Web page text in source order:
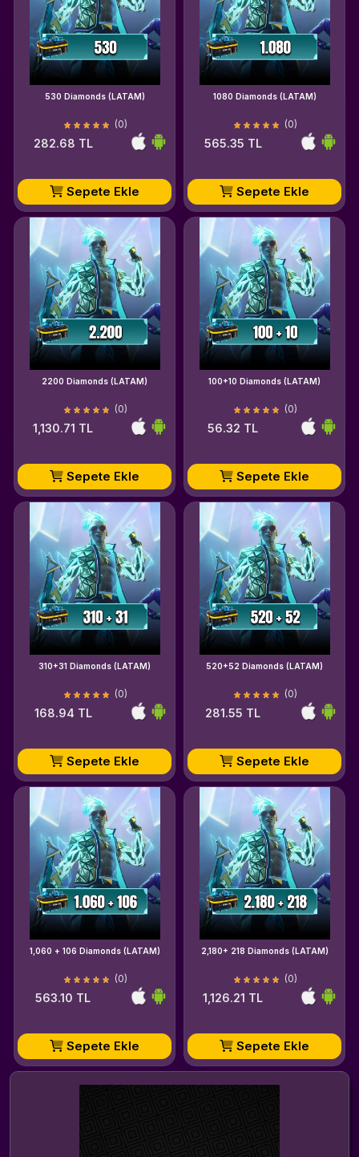
530 Diamonds (LATAM)
(0)
282.68 TL
Sepete Ekle
1080 Diamonds (LATAM)
(0)
565.35 TL
Sepete Ekle
2200 Diamonds (LATAM)
(0)
1,130.71 TL
Sepete Ekle
100+10 Diamonds (LATAM)
(0)
56.32 TL
Sepete Ekle
310+31 Diamonds (LATAM)
(0)
168.94 TL
Sepete Ekle
520+52 Diamonds (LATAM)
(0)
281.55 TL
Sepete Ekle
1,060 + 106 Diamonds (LATAM)
(0)
563.10 TL
Sepete Ekle
2,180+ 218 Diamonds (LATAM)
(0)
1,126.21 TL
Sepete Ekle